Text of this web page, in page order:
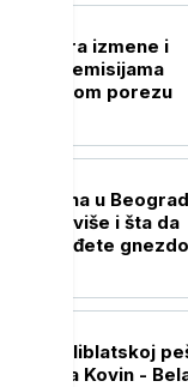
razmatra izmene i
o emisijama
porezu
stršljena u
ima više i šta da
pronađete
u Deliblatskoj
puta Kovin -